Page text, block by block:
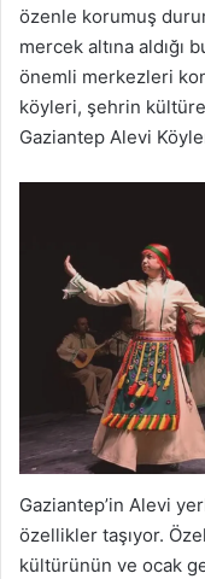
özenle korumuş
mercek altına aldığı
önemli merkezleri
köyleri, şehrin
Gaziantep Alevi
Gaziantep’in Alevi
özellikler taşıyor.
kültürünün ve ocak